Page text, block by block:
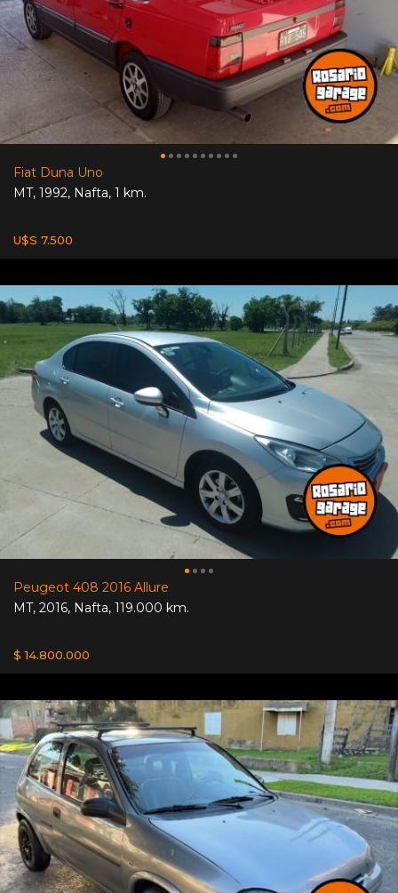
Fiat Duna Uno
MT, 1992, Nafta, 1 km.
U$S 7.500
Peugeot 408 2016 Allure
MT, 2016, Nafta, 119.000 km.
$ 14.800.000